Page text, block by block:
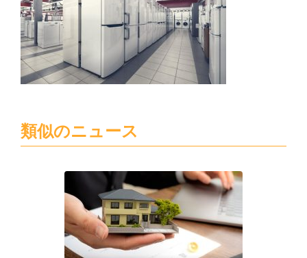
類似のニュース